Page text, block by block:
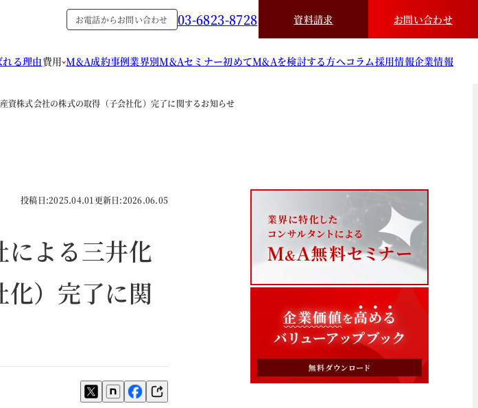
お電話からお問い合わせ 03-6823-8728 資料請求 お問い合わせ
れる理由費用 M&A成約事例業界別M&Aセミナー初めてM&Aを検討する方へコラム採用情報企業情報
資株式会社の株式の取得（子会社化）完了に関するお知らせ
投稿日:2025.04.01 更新日:2026.06.05
による三井化
）完了に関